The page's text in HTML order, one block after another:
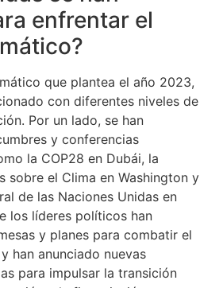
enfrentar el
que plantea el año 2023,
con diferentes niveles de
Por un lado, se han
y conferencias
la COP28 en Dubái, la
sobre el Clima en Washington y
de las Naciones Unidas en
los líderes políticos han
y planes para combatir el
han anunciado nuevas
para impulsar la transición